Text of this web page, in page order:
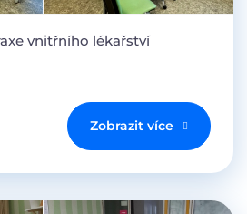
vnitřního lékařství
Zobrazit více